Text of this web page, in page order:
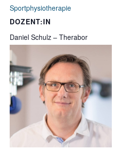
Sportphysiotherapie
DOZENT:IN
Daniel Schulz – Therabor